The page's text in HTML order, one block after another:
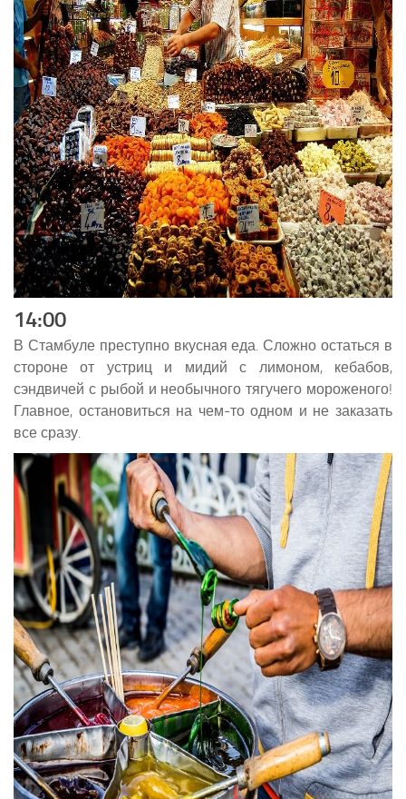
14:00
В Стамбуле преступно вкусная еда. Сложно остаться в
стороне от устриц и мидий с лимоном, кебабов,
сэндвичей с рыбой и необычного тягучего мороженого!
Главное, остановиться на чем-то одном и не заказать
все сразу.